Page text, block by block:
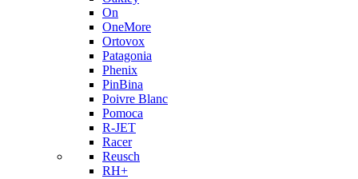
On
OneMore
Ortovox
Patagonia
Phenix
PinBina
Poivre Blanc
Pomoca
R-JET
Racer
Reusch
RH+